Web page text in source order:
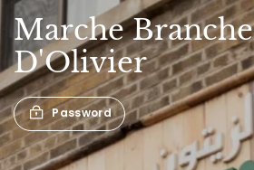
MarcheBranche
D'Olivier
Password